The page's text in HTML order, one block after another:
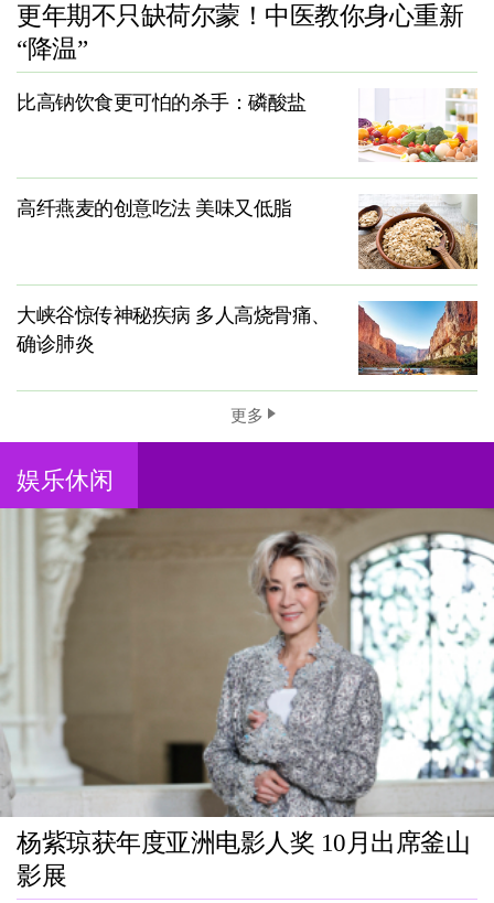
更年期不只缺荷尔蒙！中医教你身心重新
“降温”
比高钠饮食更可怕的杀手：磷酸盐
高纤燕麦的创意吃法 美味又低脂
大峡谷惊传神秘疾病 多人高烧骨痛、
确诊肺炎
更多
娱乐休闲
杨紫琼获年度亚洲电影人奖 10月出席釜山
影展